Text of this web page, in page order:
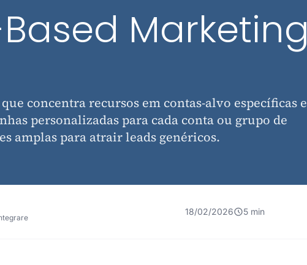
Marketing
concentra recursos em contas-alvo específicas e
personalizadas para cada conta ou grupo de
amplas para atrair leads genéricos.
18/02/2026 5 min